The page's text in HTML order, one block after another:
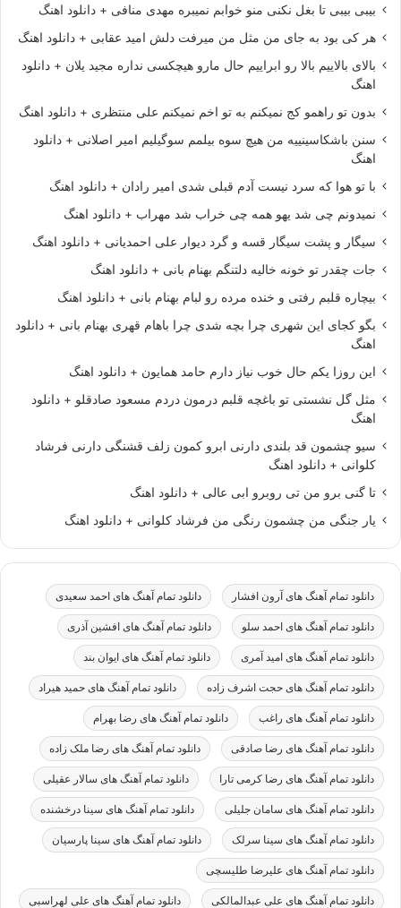
بیبی بیبی تا بغل نکنی منو خوابم نمیبره مهدی منافی + دانلود اهنگ
هر کی بود به جای من مثل من میرفت دلش امید عقابی + دانلود اهنگ
بالای بالاییم بالا رو ابراییم حال مارو هیچکسی نداره مجید یلان + دانلود
اهنگ
بدون تو راهمو کج نمیکنم به تو اخم نمیکنم علی منتظری + دانلود اهنگ
سنن باشکاسینییه من هیچ سوه بیلمم سوگیلیم امیر اصلانی + دانلود
اهنگ
با تو هوا که سرد نیست آدم قبلی شدی امیر رادان + دانلود اهنگ
نمیدونم چی شد یهو همه چی خراب شد مهراب + دانلود اهنگ
سیگار و پشت سیگار قسه و گرد دیوار علی احمدیانی + دانلود اهنگ
جات چقدر تو خونه خالیه دلتنگم بهنام بانی + دانلود اهنگ
بیچاره قلبم رفتی و خنده مرده رو لبام بهنام بانی + دانلود اهنگ
بگو کجای این شهری چرا بچه شدی چرا باهام قهری بهنام بانی + دانلود
اهنگ
این روزا یکم حال خوب نیاز دارم حامد همایون + دانلود اهنگ
مثل گل نشستی تو باغچه قلبم درمون دردم مسعود صادقلو + دانلود
اهنگ
سیو چشمون قد بلندی دارنی ابرو کمون زلف قشنگی دارنی فرشاد
کلوانی + دانلود اهنگ
تا گنی برو من تی روبرو ابی عالی + دانلود اهنگ
یار جنگی من چشمون رنگی من فرشاد کلوانی + دانلود اهنگ
دانلود تمام آهنگ های آرون افشار دانلود تمام آهنگ های احمد سعیدی
دانلود تمام آهنگ های احمد سلو دانلود تمام آهنگ های افشین آذری
دانلود تمام آهنگ های امید آمری دانلود تمام آهنگ های ایوان بند
دانلود تمام آهنگ های حجت اشرف زاده دانلود تمام آهنگ های حمید هیراد
دانلود تمام آهنگ های راغب دانلود تمام آهنگ های رضا بهرام
دانلود تمام آهنگ های رضا صادقی دانلود تمام آهنگ های رضا ملک زاده
دانلود تمام آهنگ های رضا کرمی تارا دانلود تمام آهنگ های سالار عقیلی
دانلود تمام آهنگ های سامان جلیلی دانلود تمام آهنگ های سینا درخشنده
دانلود تمام آهنگ های سینا سرلک دانلود تمام آهنگ های سینا پارسیان
دانلود تمام آهنگ های علیرضا طلیسچی
دانلود تمام آهنگ های علی عبدالمالکی دانلود تمام آهنگ های علی لهراسبی